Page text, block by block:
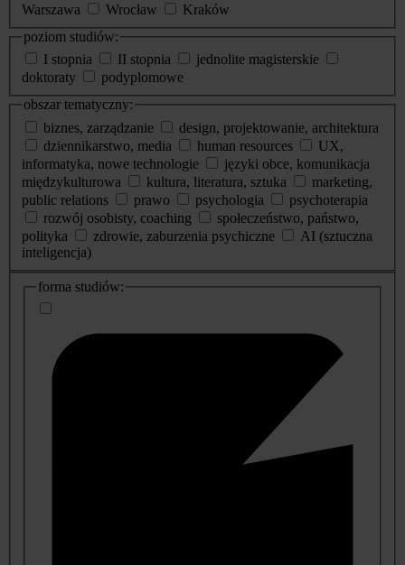
Warszawa
Wrocław
Kraków
poziom studiów:
I stopnia
II stopnia
jednolite magisterskie
doktoraty
podyplomowe
obszar tematyczny:
biznes, zarządzanie
design, projektowanie, architektura
dziennikarstwo, media
human resources
UX,
informatyka, nowe technologie
języki obce, komunikacja
międzykulturowa
kultura, literatura, sztuka
marketing,
public relations
prawo psychologia
psychoterapia
rozwój osobisty, coaching
społeczeństwo, państwo,
polityka
zdrowie, zaburzenia psychiczne
AI (sztuczna
inteligencja)
dodatkowe
informacje
forma studiów: